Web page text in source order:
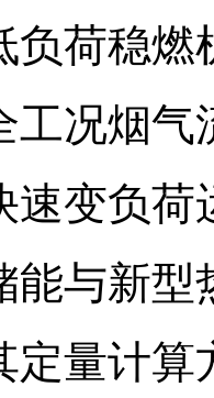
负荷稳
工况烟
速变负
能与新
定量计